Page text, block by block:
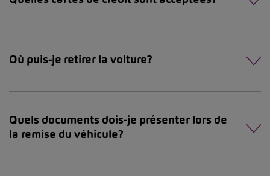
Où puis-je retirer la voiture?
Quels documents dois-je présenter lors de
la remise du véhicule?